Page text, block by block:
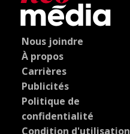
Nous joindre
À propos
Carrières
Publicités
Politique de
confidentialité
Condition d'utilisation